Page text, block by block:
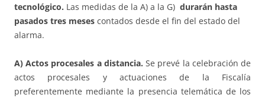
tecnológico. Las medidas de la A) a la G) durarán hasta
pasados tres meses contados desde el fin del estado del
alarma.
A) Actos procesales a distancia.Se prevé la celebración de
actos procesales y actuaciones de la Fiscalía
preferentemente mediante la presencia telemática de los